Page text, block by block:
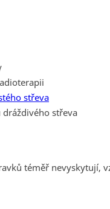
střeva
střeva
téměř nevyskytují,